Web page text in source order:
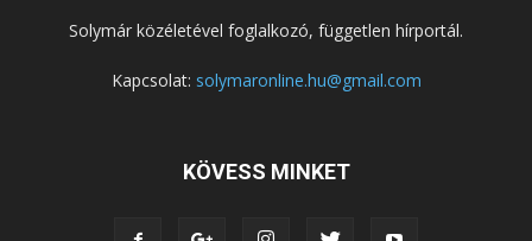
Solymár közéletével foglalkozó, független hírportál.
Kapcsolat: solymaronline.hu@gmail.com
KÖVESS MINKET